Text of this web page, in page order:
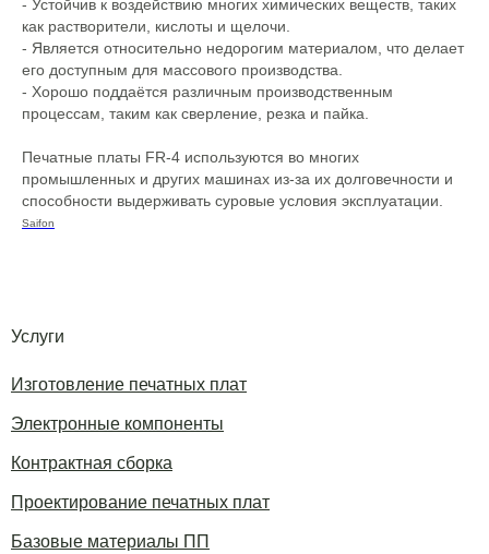
- Устойчив к воздействию многих химических веществ, таких
как растворители, кислоты и щелочи.
- Является относительно недорогим материалом, что делает
его доступным для массового производства.
- Хорошо поддаётся различным производственным
процессам, таким как сверление, резка и пайка.
Печатные платы FR-4 используются во многих
промышленных и других машинах из-за их долговечности и
способности выдерживать суровые условия эксплуатации.
Saifon
Изготовление печатных плат
Электронные компоненты
Контрактная сборка
Проектирование печатных плат
Базовые материалы ПП
Услуги